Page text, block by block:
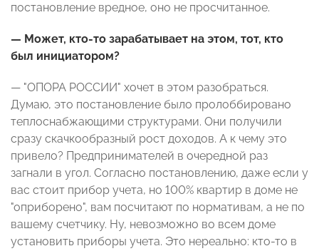
постановление вредное, оно не просчитанное.
— Может, кто-то зарабатывает на этом, тот, кто
был инициатором?
— "ОПОРА РОССИИ" хочет в этом разобраться.
Думаю, это постановление было пролоббировано
теплоснабжающими структурами. Они получили
сразу скачкообразный рост доходов. А к чему это
привело? Предпринимателей в очередной раз
загнали в угол. Согласно постановлению, даже если у
вас стоит прибор учета, но 100% квартир в доме не
"оприборено", вам посчитают по нормативам, а не по
вашему счетчику. Ну, невозможно во всем доме
установить приборы учета. Это нереально: кто-то в